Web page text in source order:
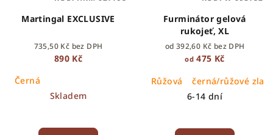
Martingal EXCLUSIVE
735,50 Kč bez DPH
890 Kč
Černá
Skladem
Furminátor gelová
rukojeť, XL
od 392,60 Kč bez DPH
od 475 Kč
Růžová
černá/růžové zlato
6-14 dní